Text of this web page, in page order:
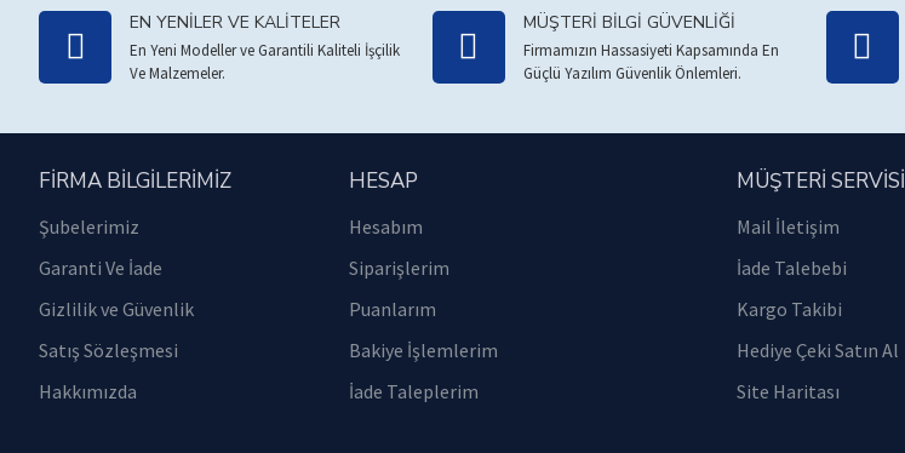
EN YENILER VE KALITELER
En Yeni Modeller ve Garantili Kaliteli İşçilik
Ve Malzemeler.
MÜŞTERI BILGI GÜVENLIĞI
Firmamızın Hassasiyeti Kapsamında En
Güçlü Yazılım Güvenlik Önlemleri.
FIRMA BILGILERIMIZ
Şubelerimiz
Garanti Ve İade
Gizlilik ve Güvenlik
Satış Sözleşmesi
Hakkımızda
HESAP
Hesabım
Siparişlerim
Puanlarım
Bakiye İşlemlerim
İade Taleplerim
MÜŞTERİ SERVİSİ
Mail İletişim
İade Talebebi
Kargo Takibi
Hediye Çeki Satın Al
Site Haritası